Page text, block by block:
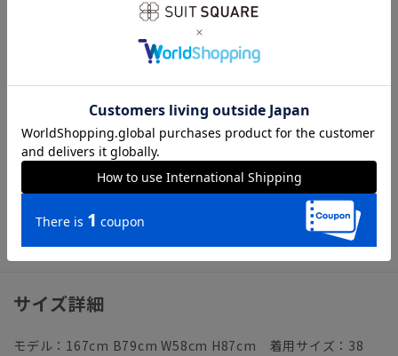
＊セット着用可（ジャケット、スカートは別売りとなりま
【仕様】ノータック／テーパード／膝まで裏地
【裾】シングル仕上げ（裾上げは受付対象外となります。）
【洗濯表示】ドライクリーニング・家庭洗濯可《洗濯機可（ネ
ット使用・弱水流）》
ウォッシャブル商品のお取扱いについて
サイズ詳細
モデル：167cm B79cm W58cm H87cm 着用サイズ：38